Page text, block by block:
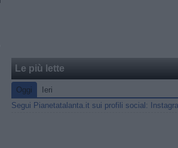
Le più lette
Oggi
Ieri